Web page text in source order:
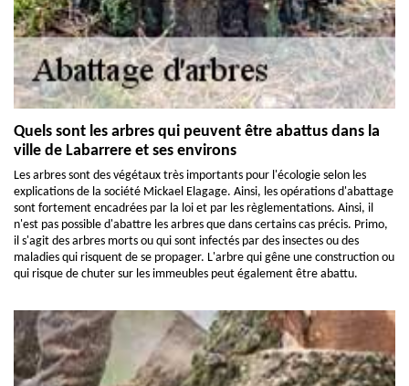
Quels sont les arbres qui peuvent être abattus dans la
ville de Labarrere et ses environs
Les arbres sont des végétaux très importants pour l'écologie selon les
explications de la société Mickael Elagage. Ainsi, les opérations d'abattage
sont fortement encadrées par la loi et par les règlementations. Ainsi, il
n'est pas possible d'abattre les arbres que dans certains cas précis. Primo,
il s'agit des arbres morts ou qui sont infectés par des insectes ou des
maladies qui risquent de se propager. L'arbre qui gêne une construction ou
qui risque de chuter sur les immeubles peut également être abattu.